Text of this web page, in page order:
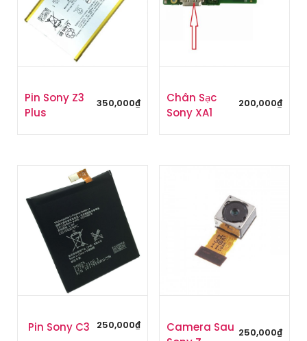
Pin Sony Z3
Plus
350,000₫
Chân Sạc
Sony XA1
200,000₫
Pin Sony C3 250,000₫
Camera Sau 250,000₫